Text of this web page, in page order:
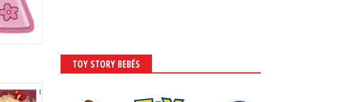
TOY STORY BEBÉS